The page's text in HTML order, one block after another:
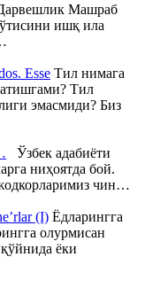
Машраб
ишқ ила
Esse Тил нимага
Тил
эмасмиди? Биз
Ўзбек адабиёти
ниҳоятда бой.
чин…
(I) Ёдларингга
олурмисан
ёки